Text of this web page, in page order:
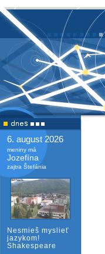
6. august 2026
meniny má
Jozefína
zajtra Štefánia
Nesmieš myslieť
jazykom!
Shakespeare